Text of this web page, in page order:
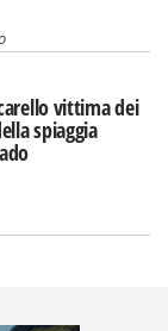
vittima dei
spiaggia